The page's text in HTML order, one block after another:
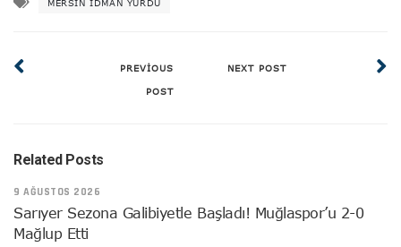
MERSIN IDMAN YURDU
PREVIOUS
POST
NEXT POST
Related Posts
9 AĞUSTOS 2026
Sarıyer Sezona Galibiyetle Başladı! Muğlaspor’u 2-0
Mağlup Etti